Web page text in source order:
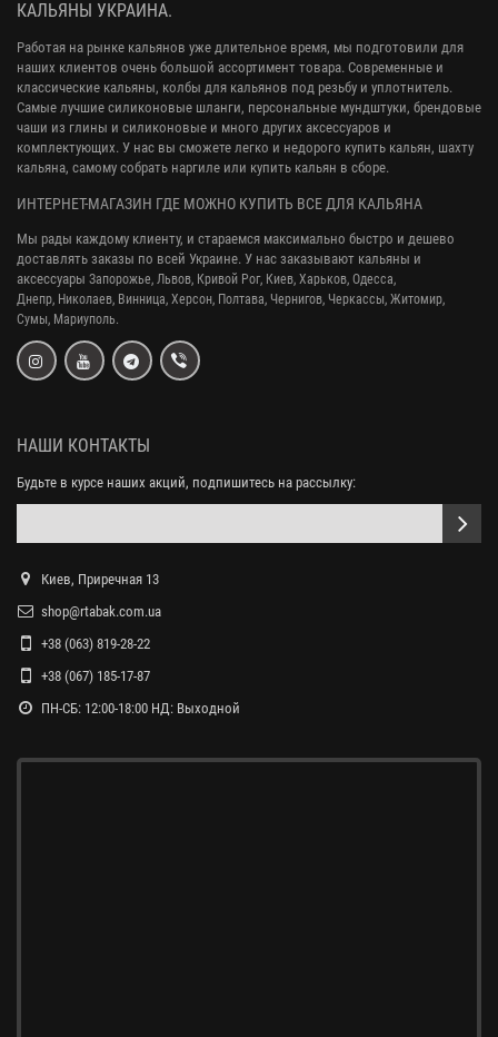
КАЛЬЯНЫ УКРАИНА.
Работая на рынке кальянов уже длительное время, мы подготовили для
наших клиентов очень большой ассортимент товара. Современные и
классические кальяны, колбы для кальянов под резьбу и уплотнитель.
Самые лучшие силиконовые шланги, персональные мундштуки, брендовые
чаши из глины и силиконовые и много других аксессуаров и
комплектующих. У нас вы сможете легко и недорого купить кальян, шахту
кальяна, самому собрать наргиле или купить кальян в сборе.
ИНТЕРНЕТ-МАГАЗИН ГДЕ МОЖНО КУПИТЬ ВСЕ ДЛЯ КАЛЬЯНА
Мы рады каждому клиенту, и стараемся максимально быстро и дешево
доставлять заказы по всей Украине. У нас заказывают кальяны и
аксессуары Запорожье, Львов, Кривой Рог, Киев, Харьков, Одесса,
Днепр, Николаев, Винница, Херсон, Полтава, Чернигов, Черкассы, Житомир,
Сумы, Мариуполь.
НАШИ КОНТАКТЫ
Будьте в курсе наших акций, подпишитесь на рассылку:
Киев, Приречная 13
shop@rtabak.com.ua
+38 (063) 819-28-22
+38 (067) 185-17-87
ПН-СБ: 12:00-18:00 НД: Выходной